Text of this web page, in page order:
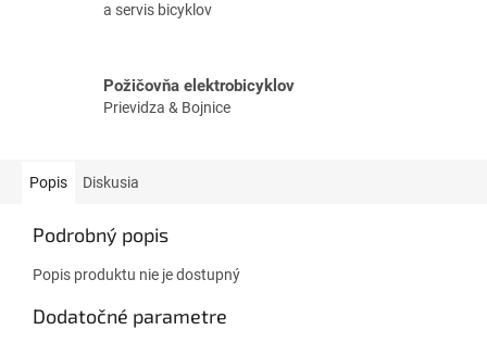
a servis bicyklov
Požičovňa elektrobicyklov
Prievidza & Bojnice
Popis Diskusia
Podrobný popis
Popis produktu nie je dostupný
Dodatočné parametre